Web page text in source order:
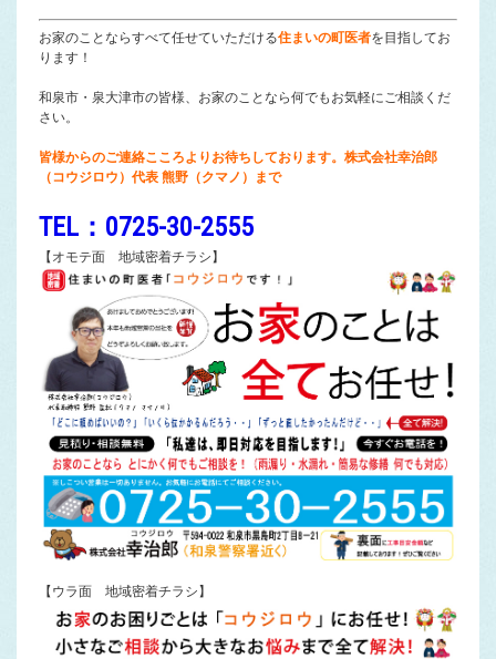
お家のことならすべて任せていただける住まいの町医者を目指してお
ります！
和泉市・泉大津市の皆様、お家のことなら何でもお気軽にご相談くだ
さい。
皆様からのご連絡こころよりお待ちしております。株式会社幸治郎
（コウジロウ）代表 熊野（クマノ）まで
TEL：0725-30-2555
【オモテ面 地域密着チラシ】
【ウラ面 地域密着チラシ】